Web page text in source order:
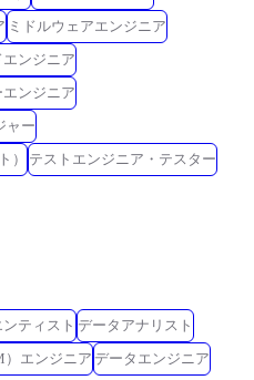
ミドルウェアエンジニア
ンジニア
ンジニア
ャー
）
テストエンジニア・テスター
ティスト データアナリスト
エンジニア データエンジニア